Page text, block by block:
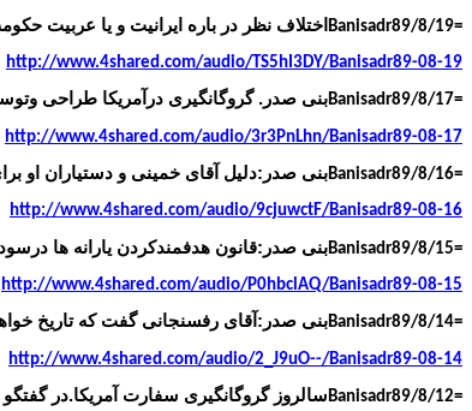
Banisadr89/8/19= اختلاف نظر در باره ایرانیت و یا عربیت
http://www.4shared.com/audio/TS5hI3DY/Banisadr89-08-19
Banisadr89/8/17=بنی صدر. گروگانگیری درآمریکا طراحی
http://www.4shared.com/audio/3r3PnLhn/Banisadr89-08-17
Banisadr89/8/16=بنی صدر:دلیل آقای خمینی و دستیاران او
http://www.4shared.com/audio/9cjuwctF/Banisadr89-08-16
Banisadr89/8/15=بنی صدر:قانون هدفمندکردن یارانه ها
http://www.4shared.com/audio/P0hbclAQ/Banisadr89-08-15
Banisadr89/8/14=بنی صدر:آقای رفسنجانی گفت که تاریخ
http://www.4shared.com/audio/2_J9uO--/Banisadr89-08-14
Banisadr89/8/12=سالروز گروگانگیری سفارت آمریکا.در